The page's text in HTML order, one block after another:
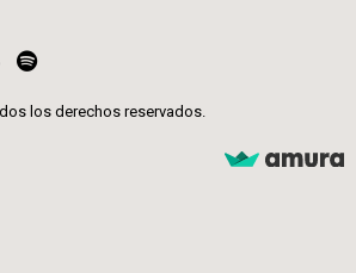
los derechos reservados.